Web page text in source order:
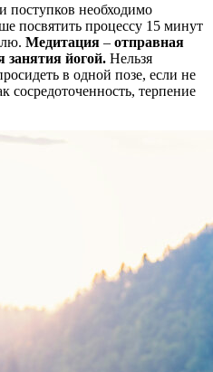
необходимо
посвятить процессу 15 минут
Медитация – отправная
занятия йогой. Нельзя
в одной позе, если не
сосредоточенность, терпение